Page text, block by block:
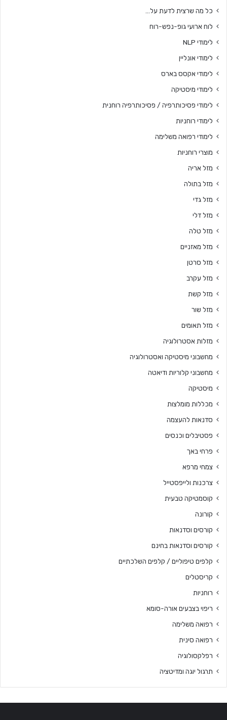
כל מה שרצית לדעת על…
לוח ארועי גופ-נפש-רוח
לימודי NLP
לימודי אונליין
לימודי אקסס בארס
לימודי מיסטיקה
לימודי פסיכותרפיה / פסיכותרפיה רוחנית
לימודי רוחניות
לימודי רפואה משלימה
מוצרי רוחניות
מזל אריה
מזל בתולה
מזל גדי
מזל דלי
מזל טלה
מזל מאזניים
מזל סרטן
מזל עקרב
מזל קשת
מזל שור
מזל תאומים
מזלות אסטרולוגיה
מחשבוני מיסטיקה ואסטרולוגיה
מחשבוני קלוריות ודיאטה
מיסטיקה
מכללות מומלצות
סדנאות להעצמה
פסטיבלים וכנסים
פרחי באך
צמחי מרפא
צרכנות ולייפסטייל
קוסמטיקה טבעית
קורונה
קורסים וסדנאות
קורסים וסדנאות בחינם
קלפים טיפוליים / קלפים השלכתיים
קריסטלים
רוחניות
ריפוי בצבעים אורה-סומא
רפואה משלימה
רפואה סינית
רפלקסולוגיה
תרגול יוגה ומדיטציה